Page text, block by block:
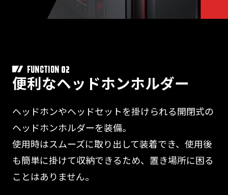
FUNCTION 02
便利なヘッドホンホルダー
ヘッドホンやヘッドセットを掛けられる開閉式の
ヘッドホンホルダーを装備。
使用時はスムーズに取り出して装着でき、使用後
も簡単に掛けて収納できるため、置き場所に困る
ことはありません。